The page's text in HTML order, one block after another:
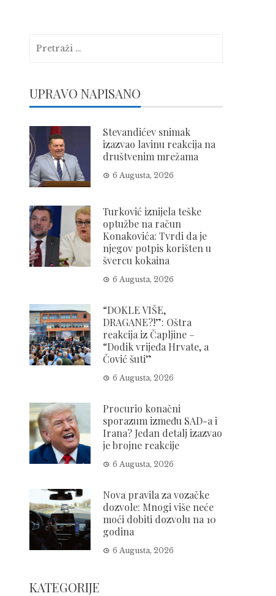
UPRAVO NAPISANO
Stevandićev snimak
izazvao lavinu reakcija na
društvenim mrežama
6 Augusta, 2026
Turković iznijela teške
optužbe na račun
Konakovića: Tvrdi da je
njegov potpis korišten u
švercu kokaina
6 Augusta, 2026
“DOKLE VIŠE,
DRAGANE?!”: Oštra
reakcija iz Čapljine –
“Dodik vrijeđa Hrvate, a
Čović šuti”
6 Augusta, 2026
Procurio konačni
sporazum između SAD-a i
Irana? Jedan detalj izazvao
je brojne reakcije
6 Augusta, 2026
Nova pravila za vozačke
dozvole: Mnogi više neće
moći dobiti dozvolu na 10
godina
6 Augusta, 2026
KATEGORIJE